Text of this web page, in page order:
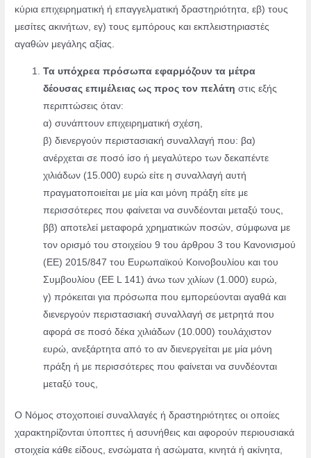
κύρια επιχειρηματική ή επαγγελματική δραστηριότητα, εβ) τους
μεσίτες ακινήτων, εγ) τους εμπόρους και εκπλειστηριαστές
αγαθών μεγάλης αξίας.
Τα υπόχρεα πρόσωπα εφαρμόζουν τα μέτρα
δέουσας επιμέλειας ως προς τον πελάτη στις εξής
περιπτώσεις όταν:
α) συνάπτουν επιχειρηματική σχέση,
β) διενεργούν περιστασιακή συναλλαγή που: βα)
ανέρχεται σε ποσό ίσο ή μεγαλύτερο των δεκαπέντε
χιλιάδων (15.000) ευρώ είτε η συναλλαγή αυτή
πραγματοποιείται με μία και μόνη πράξη είτε με
περισσότερες που φαίνεται να συνδέονται μεταξύ τους,
ββ) αποτελεί μεταφορά χρηματικών ποσών, σύμφωνα με
τον ορισμό του στοιχείου 9 του άρθρου 3 του Κανονισμού
(ΕΕ) 2015/847 του Ευρωπαϊκού Κοινοβουλίου και του
Συμβουλίου (ΕΕ L 141) άνω των χιλίων (1.000) ευρώ,
γ) πρόκειται για πρόσωπα που εμπορεύονται αγαθά και
διενεργούν περιστασιακή συναλλαγή σε μετρητά που
αφορά σε ποσό δέκα χιλιάδων (10.000) τουλάχιστον
ευρώ, ανεξάρτητα από το αν διενεργείται με μία μόνη
πράξη ή με περισσότερες που φαίνεται να συνδέονται
μεταξύ τους,
Ο Νόμος στοχοποιεί συναλλαγές ή δραστηριότητες οι οποίες
χαρακτηρίζονται ύποπτες ή ασυνήθεις και αφορούν περιουσιακά
στοιχεία κάθε είδους, ενσώματα ήασώματα, κινητά ή ακίνητα,